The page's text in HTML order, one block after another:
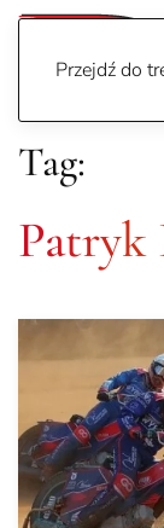
Przejdź do
Tag:
Patryk